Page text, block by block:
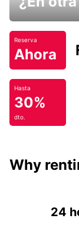
Reserva
Ahora
Hasta
30%
dto.
Why
24